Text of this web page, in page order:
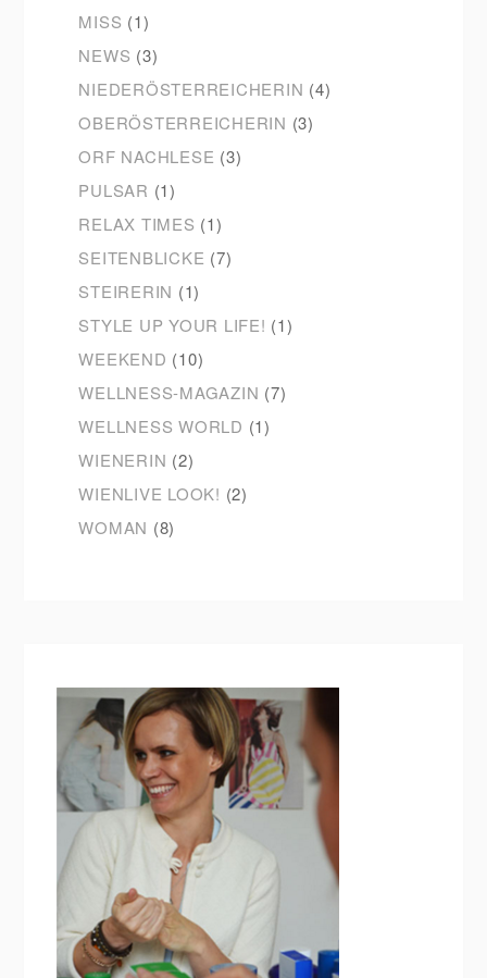
MISS (1)
NEWS (3)
NIEDERÖSTERREICHERIN (4)
OBERÖSTERREICHERIN (3)
ORF NACHLESE (3)
PULSAR (1)
RELAX TIMES (1)
SEITENBLICKE (7)
STEIRERIN (1)
STYLE UP YOUR LIFE! (1)
WEEKEND (10)
WELLNESS-MAGAZIN (7)
WELLNESS WORLD (1)
WIENERIN (2)
WIENLIVE LOOK! (2)
WOMAN (8)